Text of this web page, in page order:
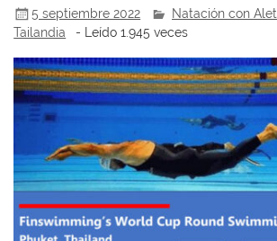
5 septiembre 2022 Natación con
Tailandia
- Leído 1.945 veces